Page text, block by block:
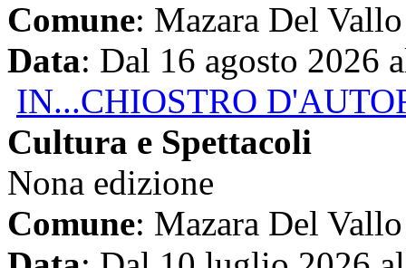
Comune: Mazara Del Vallo
Data: Dal 16 agosto 2026
IN...CHIOSTRO
Cultura e Spettacoli
Nona edizione
Comune: Mazara Del Vallo